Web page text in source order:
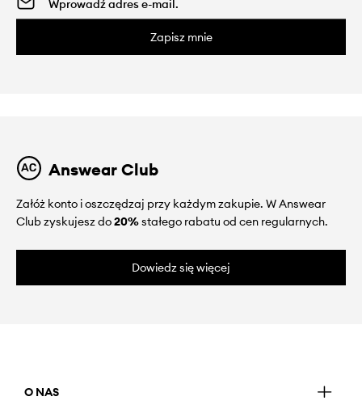
Zapisz mnie
Answear Club
Załóż konto i oszczędzaj przy każdym zakupie. W Answear
Club zyskujesz do20%stałego rabatu od cen regularnych.
Dowiedz się więcej
O NAS